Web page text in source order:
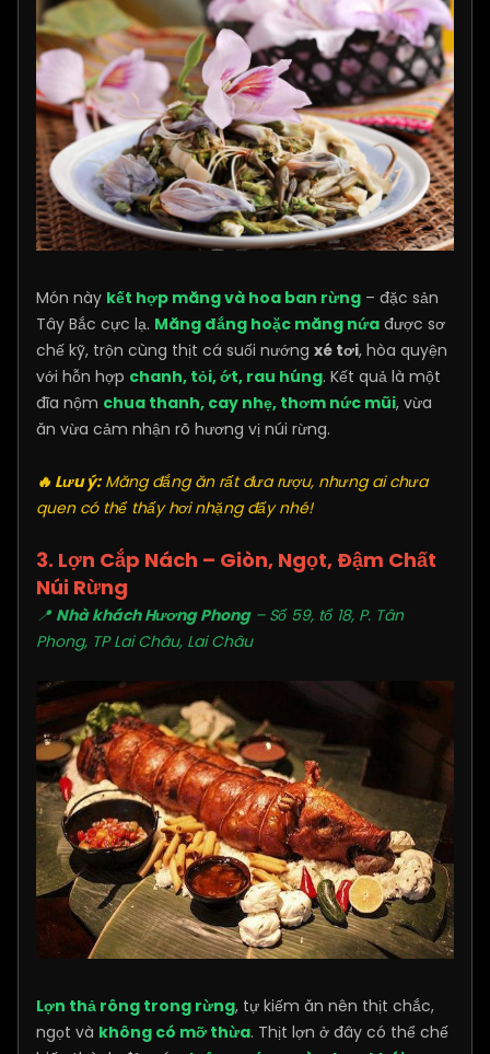
Món này kết hợp măng và hoa ban rừng – đặc sản
Tây Bắc cực lạ. Măng đắng hoặc măng nứa được sơ
chế kỹ, trộn cùng thịt cá suối nướng xé tơi, hòa quyện
với hỗn hợp chanh, tỏi, ớt, rau húng. Kết quả là một
đĩa nộm chua thanh, cay nhẹ, thơm nức mũi, vừa
ăn vừa cảm nhận rõ hương vị núi rừng.
🔥 Lưu ý:Măng đắng ăn rất đưa rượu, nhưng ai chưa
quen có thể thấy hơi nhặng đấy nhé!
3. Lợn Cắp Nách – Giòn, Ngọt, Đậm Chất
Núi Rừng
📍 Nhà khách Hương Phong– Số 59, tổ 18, P. Tân
Phong, TP Lai Châu, Lai Châu
Lợn thả rông trong rừng, tự kiếm ăn nên thịt chắc,
ngọt và không có mỡ thừa. Thịt lợn ở đây có thể chế